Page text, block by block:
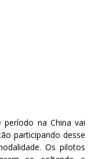
período na China vai
participando desse
Os pilotos